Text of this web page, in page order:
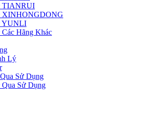
TIANRUI
XINHONGDONG
YUNLI
Các Hãng Khác
Lý
Sử Dụng
Qua Sử Dụng